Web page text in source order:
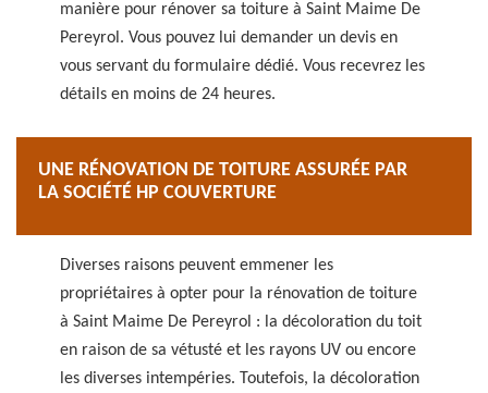
manière pour rénover sa toiture à Saint Maime De
Pereyrol. Vous pouvez lui demander un devis en
vous servant du formulaire dédié. Vous recevrez les
détails en moins de 24 heures.
UNE RÉNOVATION DE TOITURE ASSURÉE PAR
LA SOCIÉTÉ HP COUVERTURE
Diverses raisons peuvent emmener les
propriétaires à opter pour la rénovation de toiture
à Saint Maime De Pereyrol : la décoloration du toit
en raison de sa vétusté et les rayons UV ou encore
les diverses intempéries. Toutefois, la décoloration